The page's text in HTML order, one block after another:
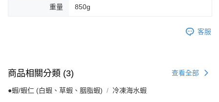
重量 850g
客服
商品相關分類 (3) 查看全部
●蝦/蝦仁 (白蝦、草蝦、胭脂蝦) 冷凍海水蝦